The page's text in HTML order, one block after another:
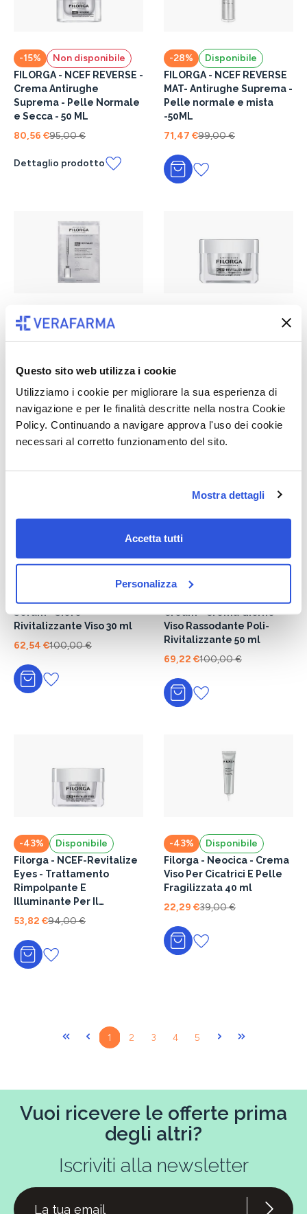
Questo sito web utilizza i cookie
Utilizziamo i cookie per migliorare la sua esperienza di
navigazione e per le finalità descritte nella nostra Cookie
Policy. Continuando a navigare approva l'uso dei cookie
necessari al corretto funzionamento del sito.
Mostra dettagli
Accetta tutti
Personalizza
-15% Non disponibile
FILORGA - NCEF REVERSE -
Crema Antirughe
Suprema - Pelle Normale
e Secca - 50 ML
80,56 €95,00 €
Dettaglio prodotto
-28% Disponibile
FILORGA - NCEF REVERSE
MAT- Antirughe Suprema -
Pelle normale e mista
-50ML
71,47 €99,00 €
Aggiungi al carrello
-31% Disponibile
Rivitalizzante
9,02 €13,00 €
Aggiungi al carrello
Aggiungi al carrello
Serum - Siero
Rivitalizzante Viso 30 ml
62,54 €100,00 €
Aggiungi al carrello
-31%
Cream - Crema Giorno
Viso Rassodante Poli-
Rivitalizzante 50 ml
69,22 €100,00 €
Aggiungi al carrello
-43% Disponibile
Filorga - NCEF-Revitalize
Eyes - Trattamento
Rimpolpante E
Illuminante Per Il
Contorno Occhi 15 ml
53,82 €94,00 €
Aggiungi al carrello
-43% Disponibile
Filorga - Neocica - Crema
Viso Per Cicatrici E Pelle
Fragilizzata 40 ml
22,29 €39,00 €
Aggiungi al carrello
Pagina
1 Pagina
2 Pagina
3 Pagina
4 Pagina
5
Vuoi ricevere le offerte prima
degli altri?
Iscriviti alla newsletter